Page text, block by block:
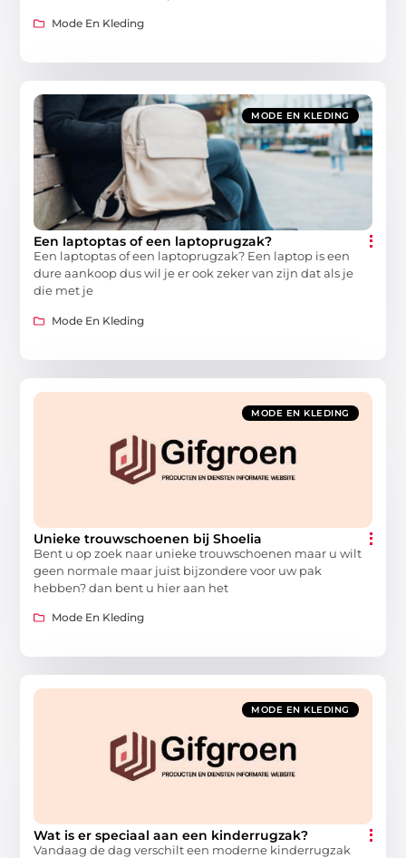
Mode En Kleding
MODE EN KLEDING
Een laptoptas of een laptoprugzak?
Een laptoptas of een laptoprugzak? Een laptop is een
dure aankoop dus wil je er ook zeker van zijn dat als je
die met je
Mode En Kleding
MODE EN KLEDING
Unieke trouwschoenen bij Shoelia
Bent u op zoek naar unieke trouwschoenen maar u wilt
geen normale maar juist bijzondere voor uw pak
hebben? dan bent u hier aan het
Mode En Kleding
MODE EN KLEDING
Wat is er speciaal aan een kinderrugzak?
Vandaag de dag verschilt een moderne kinderrugzak